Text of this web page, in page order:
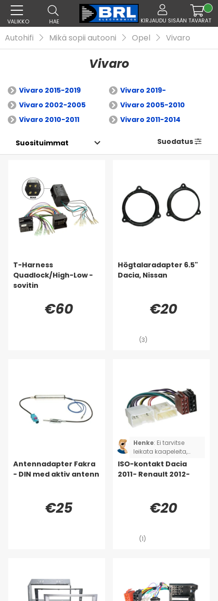
VALIKKO HAE KIRJAUDU SISÄÄN TAVARAT
Autohifi Mikä sopii autooni Opel Vivaro
Vivaro
Vivaro 2015-2019
Vivaro 2019-
Vivaro 2002-2005
Vivaro 2005-2010
Vivaro 2010-2011
Vivaro 2011-2014
Suodatus
T-Harness
Quadlock/High-Low -
sovitin
€60
Högtalaradapter 6.5"
Dacia, Nissan
€20
(3)
Antennadapter Fakra
- DIN med aktiv antenn
€25
Henke: Ei tarvitse
leikata kaapeleita,
hyvä!
ISO-kontakt Dacia
2011- Renault 2012-
€20
(1)